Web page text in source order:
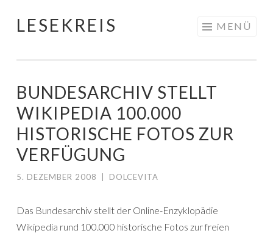
Springe
LESEKREIS MENÜ
BUNDESARCHIV STELLT
WIKIPEDIA 100.000
HISTORISCHE FOTOS ZUR
VERFÜGUNG
5. DEZEMBER 2008 DOLCEVITA
Das Bundesarchiv stellt der Online-Enzyklopädie
Wikipedia rund 100.000 historische Fotos zur freien